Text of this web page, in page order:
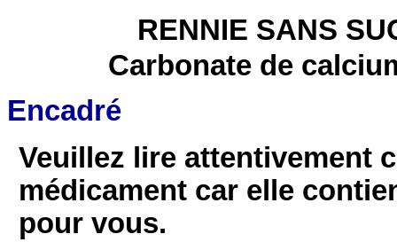
RENNIE SANS
Carbonate de
Encadré
Veuillez lire attentivement
médicament car elle
pour vous.